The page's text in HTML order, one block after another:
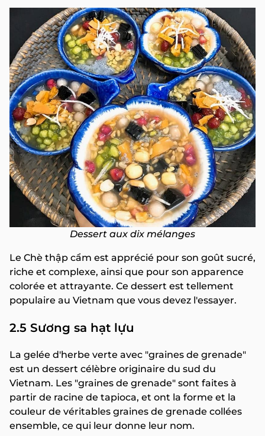
Dessert aux dix mélanges
Le Chè thập cẩm est apprécié pour son goût sucré,
riche et complexe, ainsi que pour son apparence
colorée et attrayante. Ce dessert est tellement
populaire au Vietnam que vous devez l'essayer.
2.5 Sương sa hạt lựu
La gelée d'herbe verte avec "graines de grenade"
est un dessert célèbre originaire du sud du
Vietnam. Les "graines de grenade" sont faites à
partir de racine de tapioca, et ont la forme et la
couleur de véritables graines de grenade collées
ensemble, ce qui leur donne leur nom.